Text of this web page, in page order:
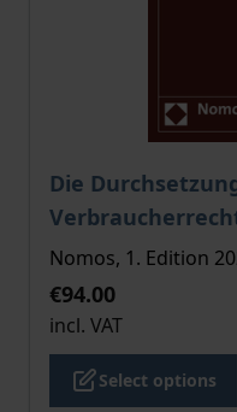
Die
The price depends
Nomos, 1. Edition
€94.00
incl. VAT
Select options